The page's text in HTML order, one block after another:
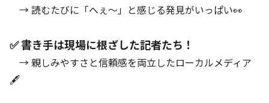
→ 読むたびに「へぇ～」と感じる発見がいっぱい👀
✅ 書き手は現場に根ざした記者たち！
→ 親しみやすさと信頼感を両立したローカルメディア
🖋️